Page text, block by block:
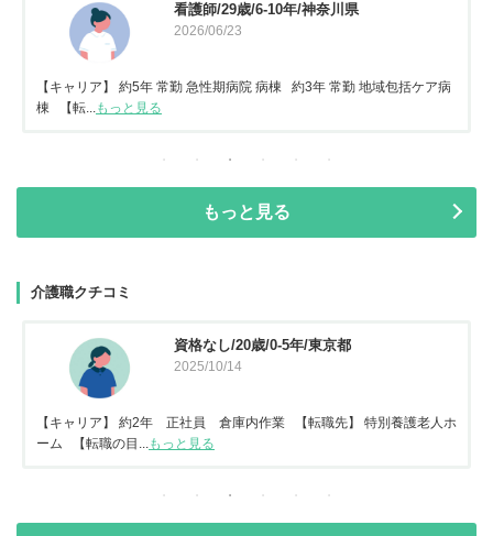
看護師/29歳/6-10年/神奈川県
2026/06/23
【キャリア】 約5年 常勤 急性期病院 病棟 約3年 常勤 地域包括ケア病
棟 【転...もっと見る
もっと見る
介護職クチコミ
資格なし/20歳/0-5年/東京都
2025/10/14
【キャリア】 約2年 正社員 倉庫内作業 【転職先】 特別養護老人ホ
ーム 【転職の目...
もっと見る